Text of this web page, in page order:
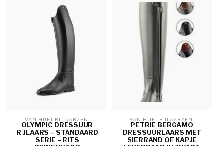
VAN HUET RIJLAARZEN
OLYMPIC DRESSUUR
RIJLAARS – STANDAARD
SERIE – RITS
VAN HUET RIJLAARZEN
PETRIE BERGAMO
DRESSUURLAARS MET
SIERRAND OF KAPJE